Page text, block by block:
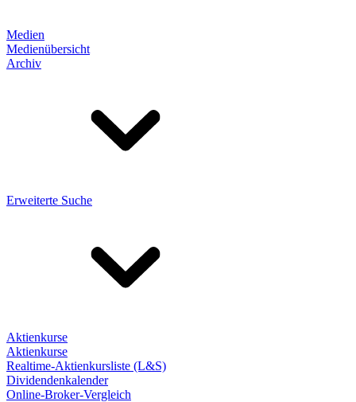
Medien
Medienübersicht
Archiv
Erweiterte Suche
Aktienkurse
Aktienkurse
Realtime-Aktienkursliste (L&S)
Dividendenkalender
Online-Broker-Vergleich